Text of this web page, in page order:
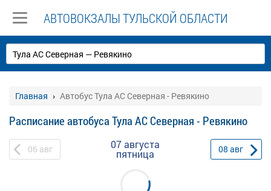
АВТОВОКЗАЛЫ ТУЛЬСКОЙ ОБЛАСТИ
Главная Автобус Тула АС Северная - Ревякино
Расписание автобуса Тула АС Северная - Ревякино
06 авг 07 августа
пятница 08 авг